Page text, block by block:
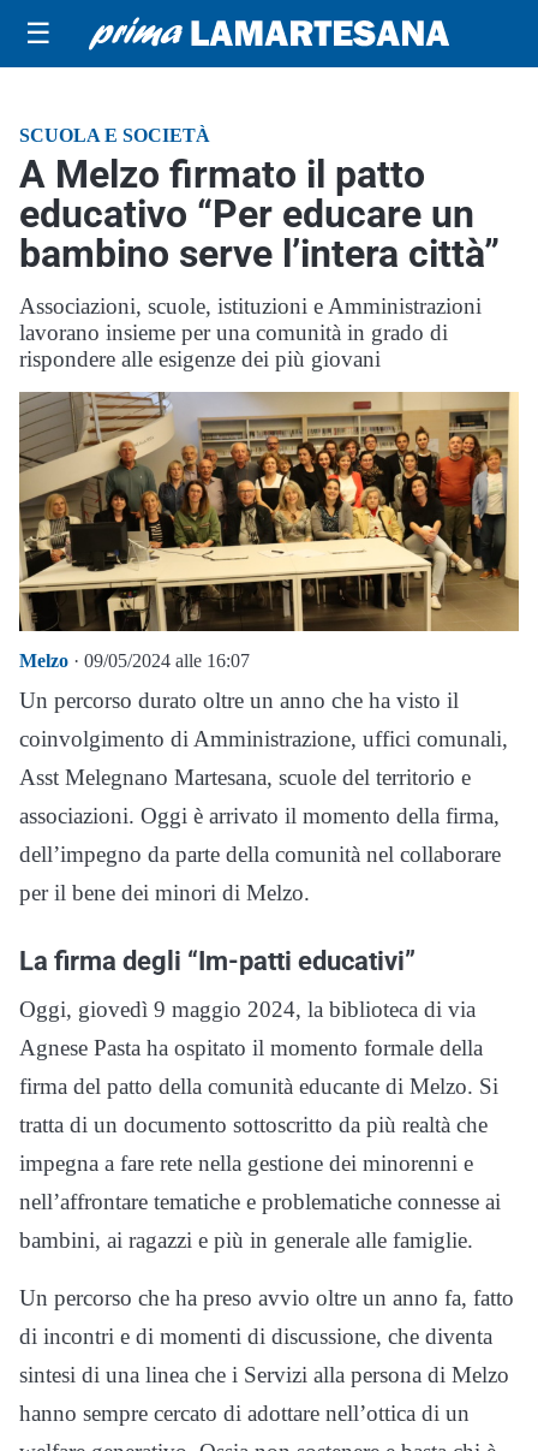
☰
SCUOLA E SOCIETÀ
A Melzo firmato il patto
educativo “Per educare un
bambino serve l’intera città”
Associazioni, scuole, istituzioni e Amministrazioni
lavorano insieme per una comunità in grado di
rispondere alle esigenze dei più giovani
Melzo · 09/05/2024 alle 16:07
Un percorso durato oltre un anno che ha visto il
coinvolgimento di Amministrazione, uffici comunali,
Asst Melegnano Martesana, scuole del territorio e
associazioni. Oggi è arrivato il momento della firma,
dell’impegno da parte della comunità nel collaborare
per il bene dei minori di Melzo.
La firma degli “Im-patti educativi”
Oggi, giovedì 9 maggio 2024, la biblioteca di via
Agnese Pasta ha ospitato il momento formale della
firma del patto della comunità educante di Melzo. Si
tratta di un documento sottoscritto da più realtà che
impegna a fare rete nella gestione dei minorenni e
nell’affrontare tematiche e problematiche connesse ai
bambini, ai ragazzi e più in generale alle famiglie.
Un percorso che ha preso avvio oltre un anno fa, fatto
di incontri e di momenti di discussione, che diventa
sintesi di una linea che i Servizi alla persona di Melzo
hanno sempre cercato di adottare nell’ottica di un